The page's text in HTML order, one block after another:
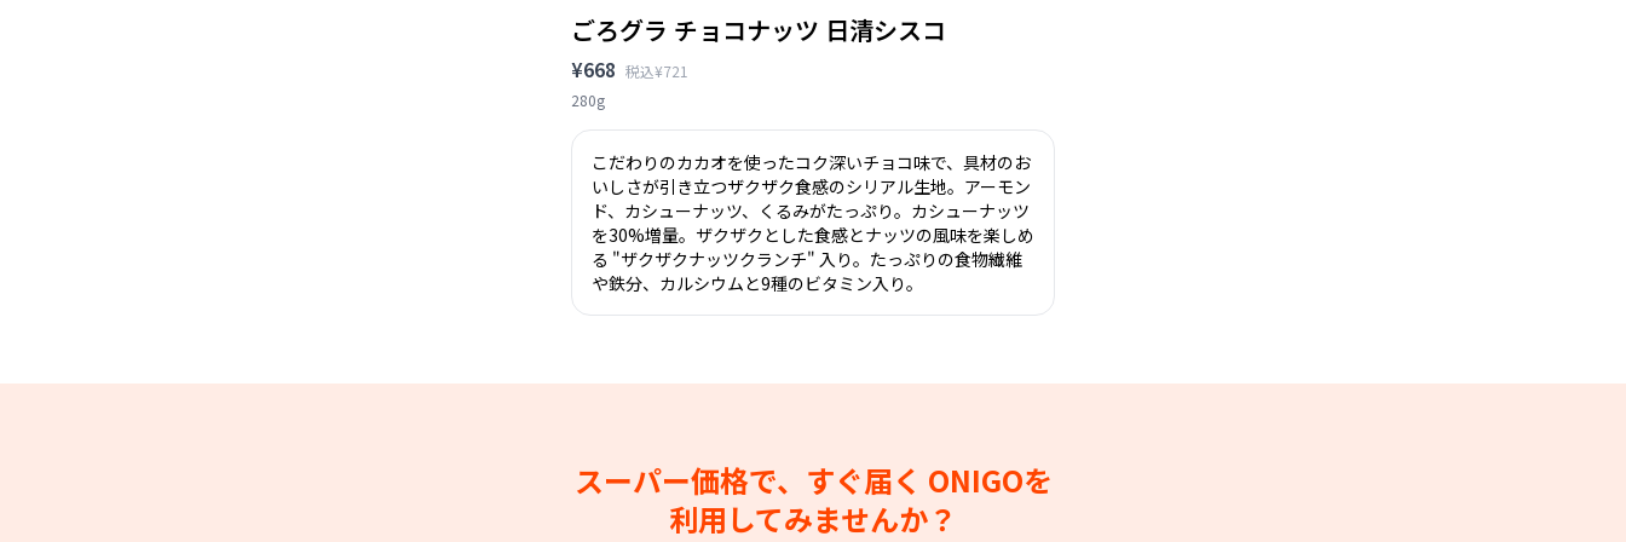
ごろグラ チョコナッツ 日清シスコ
¥668 税込¥721
280g
こだわりのカカオを使ったコク深いチョコ味で、具材のお
いしさが引き立つザクザク食感のシリアル生地。アーモン
ド、カシューナッツ、くるみがたっぷり。カシューナッツ
を30%増量。ザクザクとした食感とナッツの風味を楽しめ
る "ザクザクナッツクランチ" 入り。たっぷりの食物繊維
や鉄分、カルシウムと9種のビタミン入り。
スーパー価格で、すぐ届く ONIGOを
利用してみませんか？